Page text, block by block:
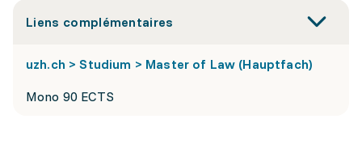
Liens complémentaires
uzh.ch > Studium > Master of Law (Hauptfach)
Mono 90 ECTS